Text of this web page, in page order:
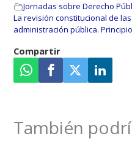
Jornadas sobre Derecho
La revisión constitucional de
administración pública.